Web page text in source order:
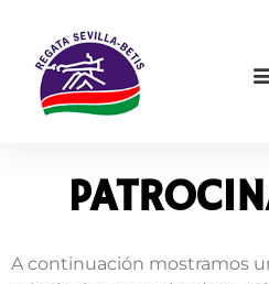
A continuación mostramos